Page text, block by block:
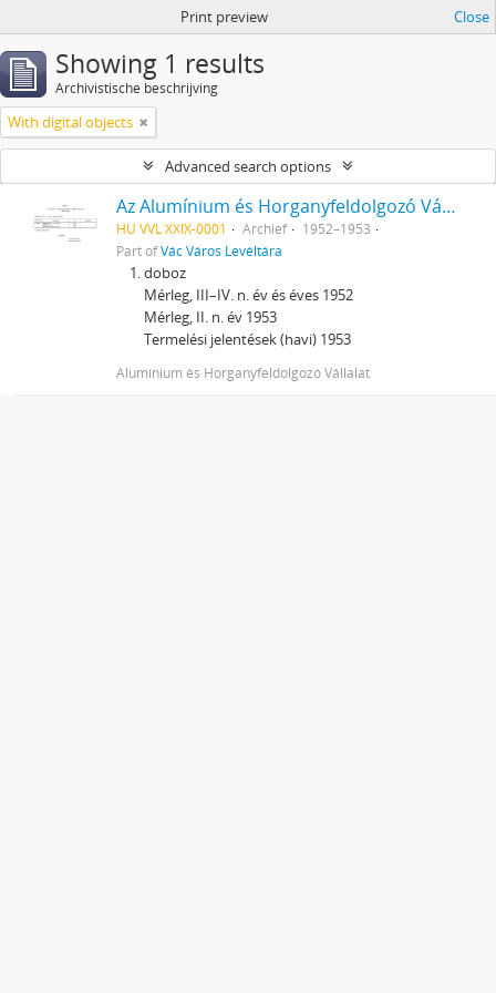
Print preview Close
Showing 1 results
Archivistische beschrijving
With digital objects
Advanced search options
Az Alumínium és Horganyfeldolgozó Vállalat, Vác iratai
HU VVL XXIX-0001 Archief
1952–1953
Part ofVác Város Levéltára
doboz
Mérleg, III–IV. n. év és éves 1952
Mérleg, II. n. év 1953
Termelési jelentések (havi) 1953
Alumínium és Horganyfeldolgozó Vállalat